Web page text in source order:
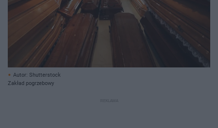
Autor: Shutterstock
Zakład pogrzebowy